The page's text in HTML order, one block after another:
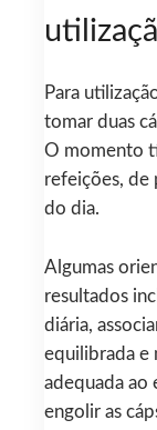
Para
tomar duas
O momento
refeições, de
do dia.
Algumas
resultados
diária,
equilibrada e
adequada ao
engolir as